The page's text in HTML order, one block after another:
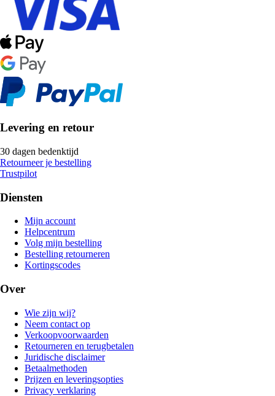
Levering en retour
30 dagen bedenktijd
Retourneer je bestelling
Trustpilot
Diensten
Mijn account
Helpcentrum
Volg mijn bestelling
Bestelling retourneren
Kortingscodes
Over
Wie zijn wij?
Neem contact op
Verkoopvoorwaarden
Retourneren en terugbetalen
Juridische disclaimer
Betaalmethoden
Prijzen en leveringsopties
Privacy verklaring